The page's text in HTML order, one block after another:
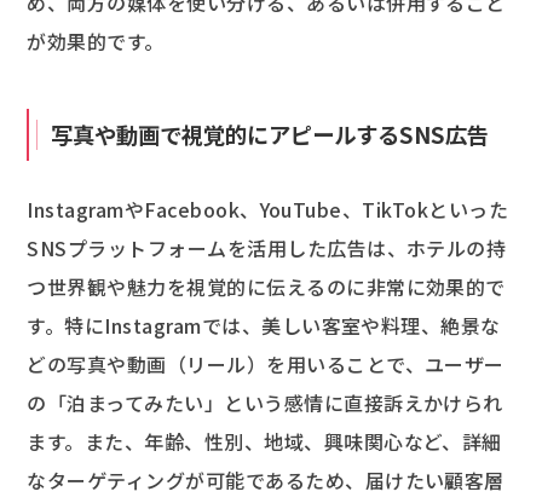
が効果的です。
写真や動画で視覚的にアピールするSNS広告
InstagramやFacebook、YouTube、TikTokといった
SNSプラットフォームを活用した広告は、ホテルの持
つ世界観や魅力を視覚的に伝えるのに非常に効果的で
す。特にInstagramでは、美しい客室や料理、絶景な
どの写真や動画（リール）を用いることで、ユーザー
の「泊まってみたい」という感情に直接訴えかけられ
ます。また、年齢、性別、地域、興味関心など、詳細
なターゲティングが可能であるため、届けたい顧客層